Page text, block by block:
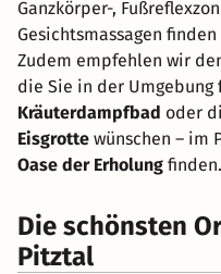
Ganzkörper-,
Gesichtsmassagen
Zudem empfehlen wir
die Sie in der Umgebung
Kräuterdampfbad oder
Eisgrotte wünschen – im
Oase der Erholung
Die schönsten
Pitztal